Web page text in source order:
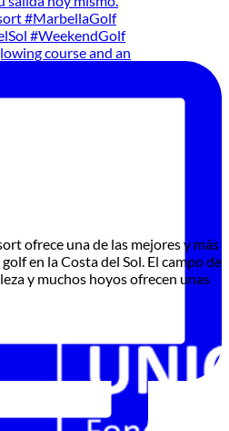
course and an
ofrece una de las mejores y más
en la Costa del Sol. El campo de
y muchos hoyos ofrecen unas